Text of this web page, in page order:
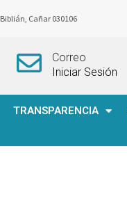
Biblián, Cañar 030106
Correo
Iniciar Sesión
TRANSPARENCIA